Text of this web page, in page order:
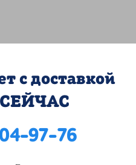
с доставкой
97-76